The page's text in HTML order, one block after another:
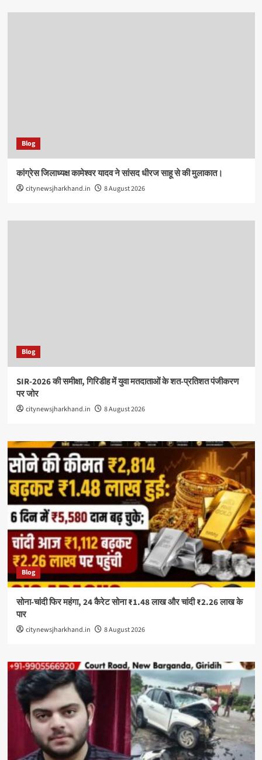
Blog
कांग्रेस जिलाध्यक्ष कामेश्वर यादव ने सांसद धीरज साहू से की मुलाकात।
citynewsjharkhand.in 8 August 2026
Blog
SIR-2026 की समीक्षा, गिरिडीह में युवा मतदाताओं के शत-प्रतिशत पंजीकरण
पर जोर
citynewsjharkhand.in 8 August 2026
Blog
सोना-चांदी फिर महंगा, 24 कैरेट सोना ₹1.48 लाख और चांदी ₹2.26 लाख के
पार
citynewsjharkhand.in 8 August 2026